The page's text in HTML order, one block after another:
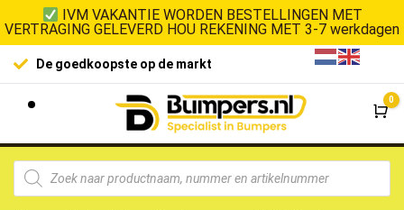
IVM VAKANTIE WORDEN BESTELLINGEN MET
VERTRAGING GELEVERD HOU REKENING MET 3-7 werkdagen
De goedkoopste op de markt
0